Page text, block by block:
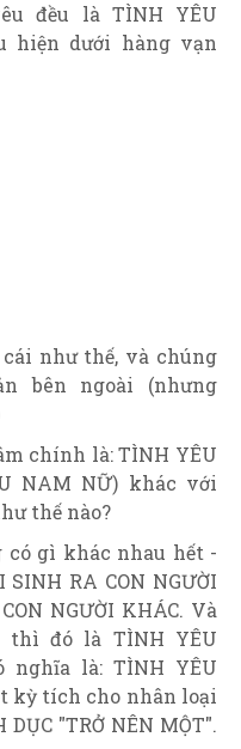
đều là TÌNH YÊU
hiện dưới hàng vạn
như thế, và chúng
bên ngoài (nhưng
chính là: TÌNH YÊU
NAM NỮ) khác với
thế nào?
có gì khác nhau hết -
RA CON NGƯỜI
NGƯỜI KHÁC. Và
thì đó là TÌNH YÊU
nghĩa là: TÌNH YÊU
kỳ tích cho nhân loại
"TRỞ NÊN MỘT".